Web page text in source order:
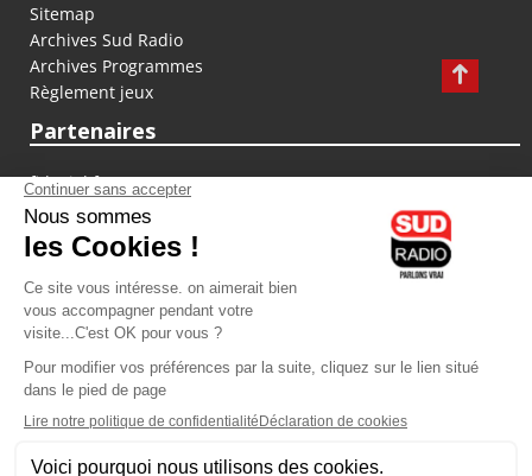
Sitemap
Archives Sud Radio
Archives Programmes
Règlement jeux
Partenaires
fiducial.fr
lyoncapitale.fr
olympique-et-lyonnais.com
L'application Iphone / Android
Téléchargez l'application
Les cookies
Gestion des cookies